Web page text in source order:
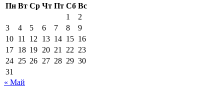
Пн Вт Ср Чт Пт Сб Вс
1
2
3
4 5 6 7 8
9
10 11 12 13 14 15 16
17 18 19 20 21 22 23
24 25 26 27 28 29 30
31
« Май